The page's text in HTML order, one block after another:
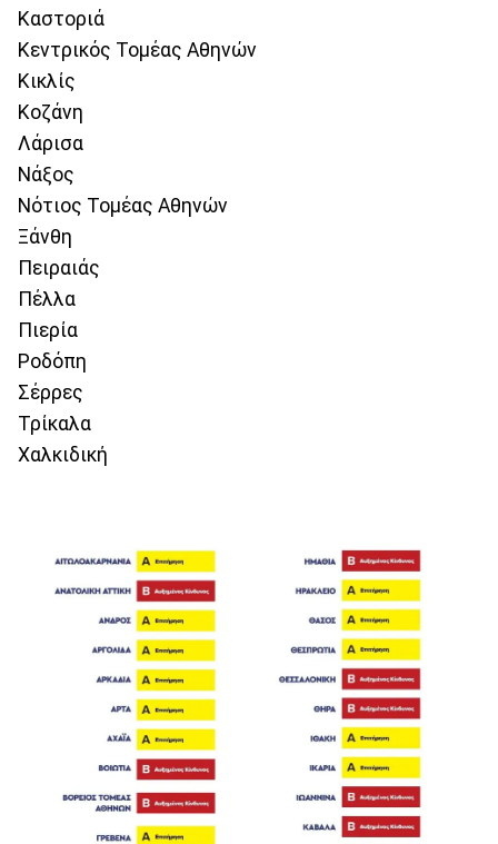
Καστοριά
Κεντρικός Τομέας Αθηνών
Κικλίς
Κοζάνη
Λάρισα
Νάξος
Νότιος Τομέας Αθηνών
Ξάνθη
Πειραιάς
Πέλλα
Πιερία
Ροδόπη
Σέρρες
Τρίκαλα
Χαλκιδική